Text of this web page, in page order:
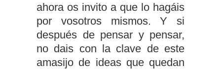
ahora os invito a que lo hagáis
por vosotros mismos. Y si
después de pensar y pensar,
no dais con la clave de este
amasijo de ideas que quedan